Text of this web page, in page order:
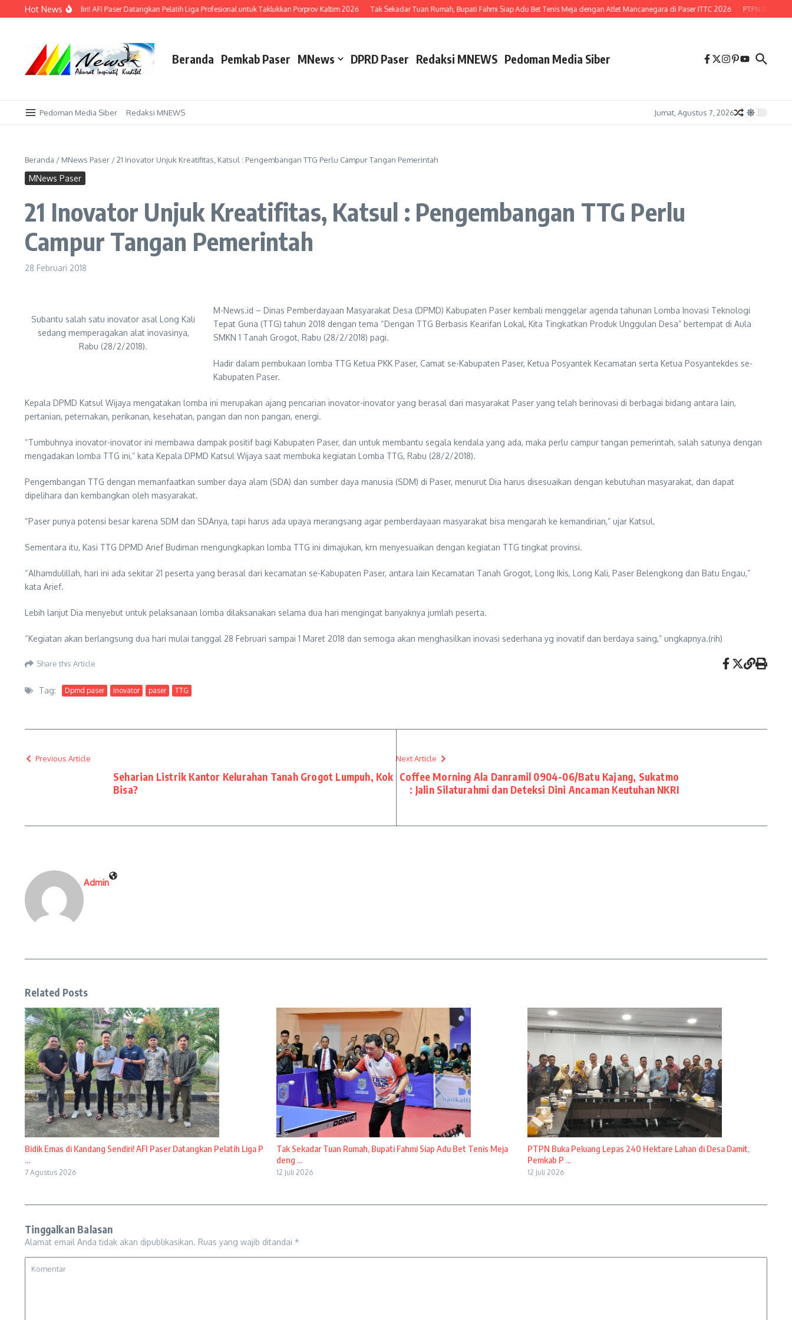
Lewati ke konten
Hot News
di Kandang Sendiri! AFI Paser Datangkan Pelatih Liga Profesional untuk Taklukkan Porprov Kaltim 2026 Tak Sekadar Tuan Rumah, Bupati Fahmi Siap Adu Bet Tenis Meja dengan Atlet Mancanegara di Paser ITTC 2026 PTPN Buka
Beranda Pemkab Paser MNews DPRD Paser Redaksi MNEWS Pedoman Media Siber
Pedoman Media Siber Redaksi MNEWS Jumat, Agustus 7, 2026
Beranda / MNews Paser /21 Inovator Unjuk Kreatifitas, Katsul : Pengembangan TTG Perlu Campur Tangan Pemerintah
MNews Paser
21 Inovator Unjuk Kreatifitas, Katsul : Pengembangan TTG Perlu
Campur Tangan Pemerintah
28 Februari 2018
Subantu salah satu inovator asal Long Kali
sedang memperagakan alat inovasinya,
Rabu (28/2/2018).
M-News.id – Dinas Pemberdayaan Masyarakat Desa (DPMD) Kabupaten Paser kembali menggelar agenda tahunan Lomba Inovasi Teknologi
Tepat Guna (TTG) tahun 2018 dengan tema “Dengan TTG Berbasis Kearifan Lokal, Kita Tingkatkan Produk Unggulan Desa” bertempat di Aula
SMKN 1 Tanah Grogot, Rabu (28/2/2018) pagi.
Hadir dalam pembukaan lomba TTG Ketua PKK Paser, Camat se-Kabupaten Paser, Ketua Posyantek Kecamatan serta Ketua Posyantekdes se-
Kabupaten Paser.
Kepala DPMD Katsul Wijaya mengatakan lomba ini merupakan ajang pencarian inovator-inovator yang berasal dari masyarakat Paser yang telah berinovasi di berbagai bidang antara lain,
pertanian, peternakan, perikanan, kesehatan, pangan dan non pangan, energi.
“Tumbuhnya inovator-inovator ini membawa dampak positif bagi Kabupaten Paser, dan untuk membantu segala kendala yang ada, maka perlu campur tangan pemerintah, salah satunya dengan
mengadakan lomba TTG ini,” kata Kepala DPMD Katsul Wijaya saat membuka kegiatan Lomba TTG, Rabu (28/2/2018).
Pengembangan TTG dengan memanfaatkan sumber daya alam (SDA) dan sumber daya manusia (SDM) di Paser, menurut Dia harus disesuaikan dengan kebutuhan masyarakat, dan dapat
dipelihara dan kembangkan oleh masyarakat.
“Paser punya potensi besar karena SDM dan SDAnya, tapi harus ada upaya merangsang agar pemberdayaan masyarakat bisa mengarah ke kemandirian,” ujar Katsul.
Sementara itu, Kasi TTG DPMD Arief Budiman mengungkapkan lomba TTG ini dimajukan, krn menyesuaikan dengan kegiatan TTG tingkat provinsi.
“Alhamdulillah, hari ini ada sekitar 21 peserta yang berasal dari kecamatan se-Kabupaten Paser, antara lain Kecamatan Tanah Grogot, Long Ikis, Long Kali, Paser Belengkong dan Batu Engau,”
kata Arief.
Lebih lanjut Dia menyebut untuk pelaksanaan lomba dilaksanakan selama dua hari mengingat banyaknya jumlah peserta.
“Kegiatan akan berlangsung dua hari mulai tanggal 28 Februari sampai 1 Maret 2018 dan semoga akan menghasilkan inovasi sederhana yg inovatif dan berdaya saing,” ungkapnya.(rih)
Share this Article
Tag: Dpmd paser Inovator paser TTG
Previous Article
Seharian Listrik Kantor Kelurahan Tanah Grogot Lumpuh, Kok
Bisa?
Next Article
Coffee Morning Ala Danramil 0904-06/Batu Kajang, Sukatmo
: Jalin Silaturahmi dan Deteksi Dini Ancaman Keutuhan NKRI
Admin
Related Posts
Bidik Emas di Kandang Sendiri! AFI Paser Datangkan Pelatih Liga P
...
7 Agustus 2026
Tak Sekadar Tuan Rumah, Bupati Fahmi Siap Adu Bet Tenis Meja
deng ...
12 Juli 2026
PTPN Buka Peluang Lepas 240 Hektare Lahan di Desa Damit,
Pemkab P ...
12 Juli 2026
Tinggalkan Balasan
Alamat email Anda tidak akan dipublikasikan. Ruas yang wajib ditandai *